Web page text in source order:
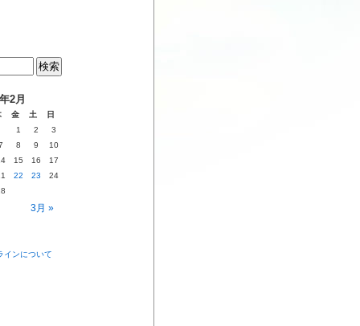
2月
金 土 日
3月 »
1 2
3
8 9
10
15 16
17
22 23
24
インについて